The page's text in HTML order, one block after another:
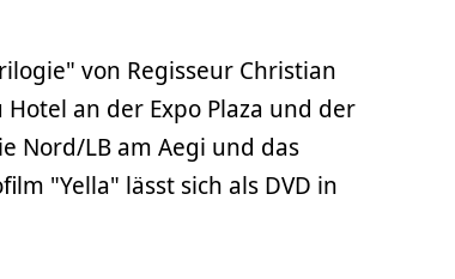
von Regisseur Christian
an der Expo Plaza und der
Nord/LB am Aegi und das
"Yella" lässt sich als DVD in